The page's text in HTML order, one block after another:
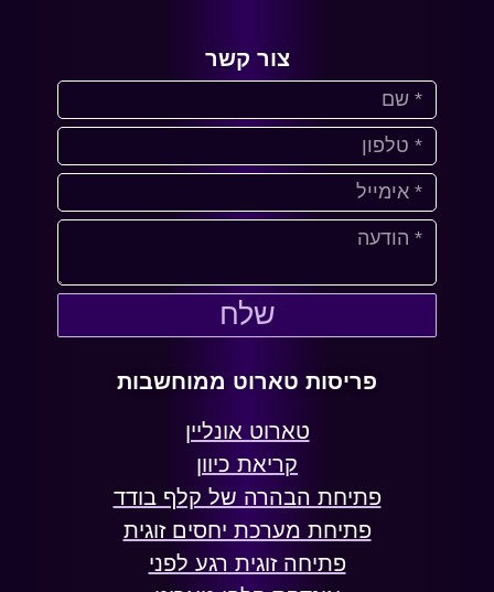
צור קשר
שלח
פריסות טארוט ממוחשבות
טארוט אונליין
קריאת כיוון
פתיחת הבהרה של קלף בודד
פתיחת מערכת יחסים זוגית
פתיחה זוגית רגע לפני